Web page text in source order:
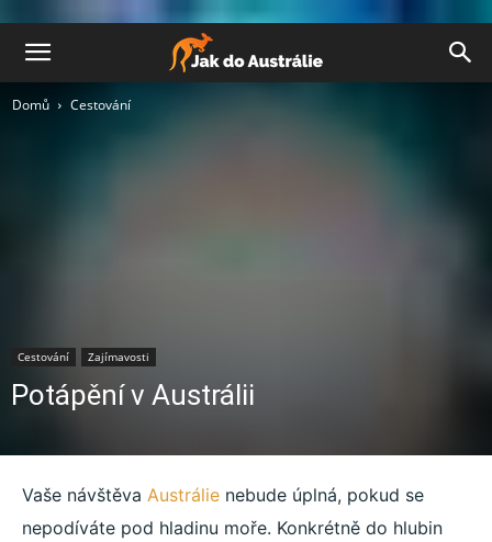
Domů Cestování
Cestování Zajímavosti
Potápění v Austrálii
Vaše návštěva Austrálie nebude úplná, pokud se
nepodíváte pod hladinu moře. Konkrétně do hlubin